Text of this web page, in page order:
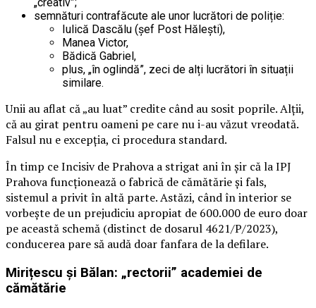
semnături contrafăcute ale unor lucrători de poliție:
Iulică Dascălu (șef Post Hălești),
Manea Victor,
Bădică Gabriel,
plus, „în oglindă”, zeci de alți lucrători în situații
similare.
Unii au aflat că „au luat” credite când au sosit poprile. Alții,
că au girat pentru oameni pe care nu i-au văzut vreodată.
Falsul nu e excepția, ci procedura standard.
În timp ce Incisiv de Prahova a strigat ani în șir că la IPJ
Prahova funcționează o fabrică de cămătărie și fals,
sistemul a privit în altă parte. Astăzi, când în interior se
vorbește de un prejudiciu apropiat de 600.000 de euro doar
pe această schemă (distinct de dosarul 4621/P/2023),
conducerea pare să audă doar fanfara de la defilare.
Mirițescu și Bălan: „rectorii” academiei de
cămătărie